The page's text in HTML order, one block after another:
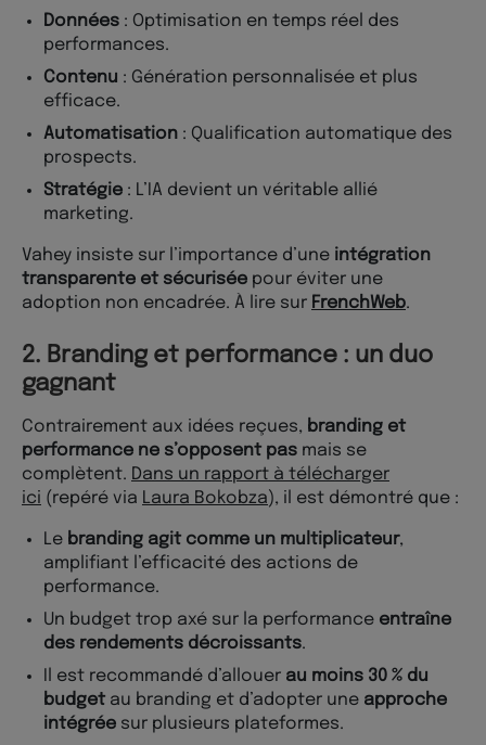
Données : Optimisation en temps réel des
performances.
Contenu : Génération personnalisée et plus
efficace.
Automatisation : Qualification automatique des
prospects.
Stratégie : L’IA devient un véritable allié
marketing.
Vahey insiste sur l’importance d’une intégration
transparente et sécurisée pour éviter une
adoption non encadrée. À lire sur FrenchWeb.
2. Branding et performance : un duo
gagnant
Contrairement aux idées reçues, branding et
performance ne s’opposent pas mais se
complètent. Dans un rapport à télécharger
ici (repéré via Laura Bokobza), il est démontré que :
Le branding agit comme un multiplicateur,
amplifiant l’efficacité des actions de
performance.
Un budget trop axé sur la performance entraîne
des rendements décroissants.
Il est recommandé d’allouer au moins 30 % du
budget au branding et d’adopter une approche
intégrée sur plusieurs plateformes.